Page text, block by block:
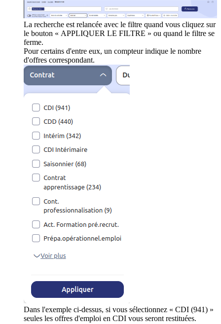
La recherche est relancée avec le filtre quand vous cliquez sur
le bouton « APPLIQUER LE FILTRE » ou quand le filtre se
ferme.
Pour certains d'entre eux, un compteur indique le nombre
d'offres correspondant.
Dans l'exemple ci-dessus, si vous sélectionnez « CDI (941) »
seules les offres d'emploi en CDI vous seront restituées.